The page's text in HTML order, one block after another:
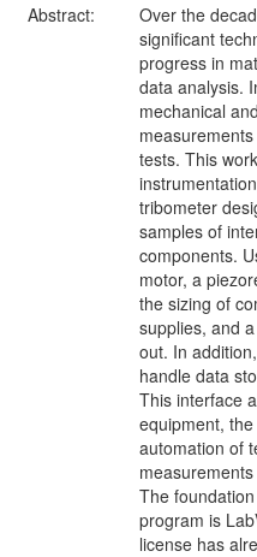
Abstract:
Over the
significant
progress in
data analysis.
mechanical
tests. This
tribometer
samples of
components.
motor, a
the sizing of
supplies, and
out. In
handle data
This interface
equipment,
automation of
The
program is
license has